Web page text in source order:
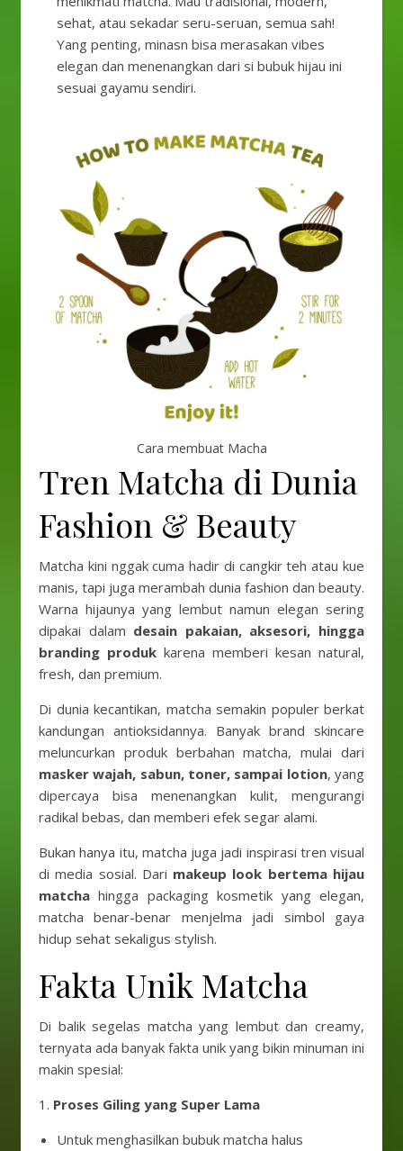
sehat, atau sekadar seru-seruan, semua sah!
Yang penting, minasn bisa merasakan vibes
elegan dan menenangkan dari si bubuk hijau ini
sesuai gayamu sendiri.
Cara membuat Macha
Tren Matcha di Dunia
Fashion & Beauty
Matcha kini nggak cuma hadir di cangkir teh atau kue
manis, tapi juga merambah dunia fashion dan beauty.
Warna hijaunya yang lembut namun elegan sering
dipakai dalam desain pakaian, aksesori, hingga
branding produk karena memberi kesan natural,
fresh, dan premium.
Di dunia kecantikan, matcha semakin populer berkat
kandungan antioksidannya. Banyak brand skincare
meluncurkan produk berbahan matcha, mulai dari
masker wajah, sabun, toner, sampai lotion, yang
dipercaya bisa menenangkan kulit, mengurangi
radikal bebas, dan memberi efek segar alami.
Bukan hanya itu, matcha juga jadi inspirasi tren visual
di media sosial. Dari makeup look bertema hijau
matcha hingga packaging kosmetik yang elegan,
matcha benar-benar menjelma jadi simbol gaya
hidup sehat sekaligus stylish.
Fakta Unik Matcha
Di balik segelas matcha yang lembut dan creamy,
ternyata ada banyak fakta unik yang bikin minuman ini
makin spesial:
1. Proses Giling yang Super Lama
Untuk menghasilkan bubuk matcha halus